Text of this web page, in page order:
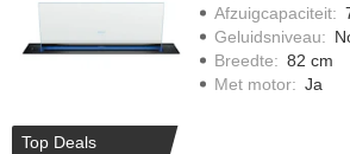
Top Deals
Afzuigcapaciteit:
Geluidsniveau:
Breedte: 82 cm
Met motor: Ja